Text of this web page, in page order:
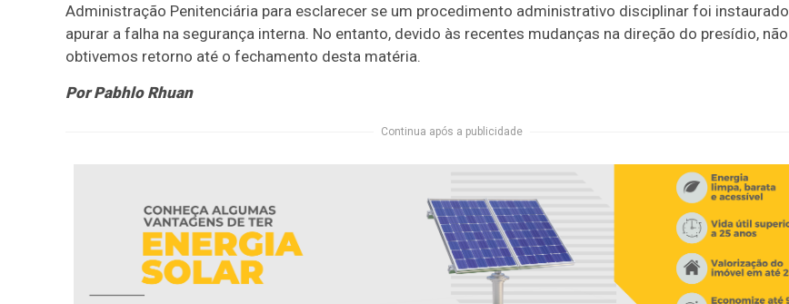
Administração Penitenciária para esclarecer se um procedimento administrativo disciplinar foi
apurar a falha na segurança interna. No entanto, devido às recentes mudanças na direção do presídio, não
obtivemos retorno até o fechamento desta matéria.
Por Pabhlo Rhuan
Continua após a publicidade